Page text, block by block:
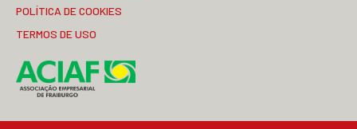
POLÍTICA DE COOKIES
TERMOS DE USO